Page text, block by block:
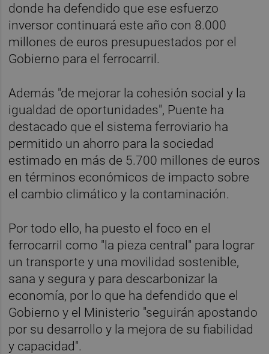
donde ha defendido que ese esfuerzo
inversor continuará este año con 8.000
millones de euros presupuestados por el
Gobierno para el ferrocarril.
Además "de mejorar la cohesión social y la
igualdad de oportunidades", Puente ha
destacado que el sistema ferroviario ha
permitido un ahorro para la sociedad
estimado en más de 5.700 millones de euros
en términos económicos de impacto sobre
el cambio climático y la contaminación.
Por todo ello, ha puesto el foco en el
ferrocarril como "la pieza central" para lograr
un transporte y una movilidad sostenible,
sana y segura y para descarbonizar la
economía, por lo que ha defendido que el
Gobierno y el Ministerio "seguirán apostando
por su desarrollo y la mejora de su fiabilidad
y capacidad".